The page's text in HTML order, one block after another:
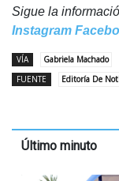
Sigue la
Instagram
VÍA
Gabriela Machado
FUENTE
Editoría De
Último minuto